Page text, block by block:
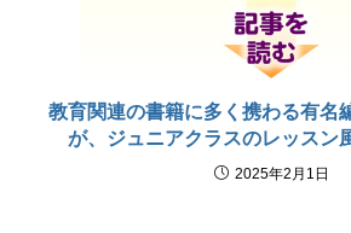
教育関連の書籍に多く携わる有名
が、ジュニアクラスのレッスン
2025年2月1日